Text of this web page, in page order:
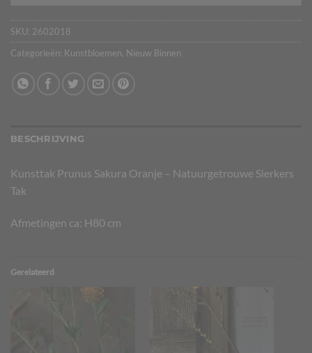
SKU: 2602018
Categorieën: Kunstbloemen, Nieuw Binnen
BESCHRIJVING
Kunsttak Prunus Sakura Oranje – Natuurgetrouwe Sierkers
Tak
Afmetingen ca: H80 cm
Gerelateerd